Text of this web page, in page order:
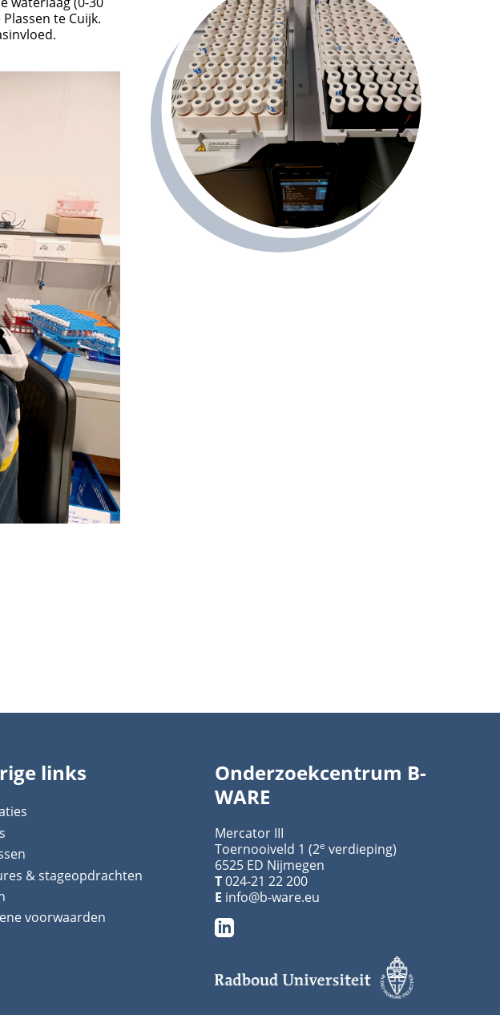
te Cuijk.
links
& stageopdrachten
voorwaarden
Onderzoekcentrum B-
WARE
Mercator III
Toernooiveld 1 (2e verdieping)
6525 ED Nijmegen
T024-21 22 200
E info@b-ware.eu